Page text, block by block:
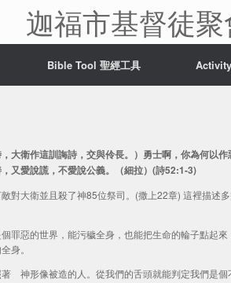
迦福市基督徒
Bible Tool 聖經工具
大衛作這訓誨詩，交與伶長。）勇士啊，你為何以
又愛說謊，不愛說公義。（細拉）(詩52:1-3)
對大衛並且殺了神85位祭司。(撒上22章) 這裡描述
罪惡的世界，能污穢全身，也能把生命的輪子點起來
身。
神形像被造的人。從我們的舌頭就能判定我們是